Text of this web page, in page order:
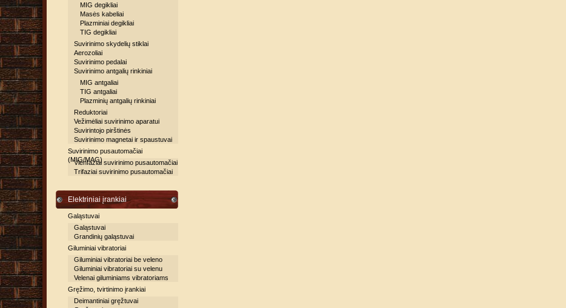
MIG degikliai
Masės kabeliai
Plazminiai degikliai
TIG degikliai
Suvirinimo skydelių stiklai
Aerozoliai
Suvirinimo pedalai
Suvirinimo antgalių rinkiniai
MIG antgaliai
TIG antgaliai
Plazminių antgalių rinkiniai
Reduktoriai
Vežimėliai suvirinimo aparatui
Suvirintojo pirštinės
Suvirinimo magnetai ir spaustuvai
Suvirinimo pusautomačiai
(MIG/MAG)
Vienfaziai suvirinimo pusautomačiai
Trifaziai suvirinimo pusautomačiai
Elektriniai įrankiai
Galąstuvai
Galąstuvai
Grandinių galąstuvai
Giluminiai vibratoriai
Giluminiai vibratoriai be veleno
Giluminiai vibratoriai su velenu
Velenai giluminiams vibratoriams
Gręžimo, tvirtinimo įrankiai
Deimantiniai gręžtuvai